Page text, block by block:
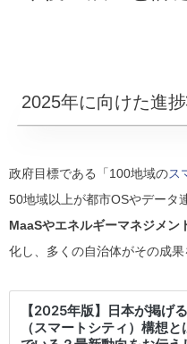
2025年に向けた進
政府目標である「100地域のス
50地域以上が都市OSやデータ
MaaSやエネルギーマネジメン
化し、多くの自治体がその成果